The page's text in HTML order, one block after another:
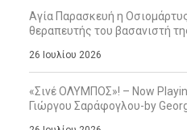
Αγία Παρασκευή η
θεραπευτής του βασανιστή
26 Ιουλίου 2026
«Σινέ ΟΛΥΜΠΟΣ»! – Now
Γιώργου Σαράφογλου-by